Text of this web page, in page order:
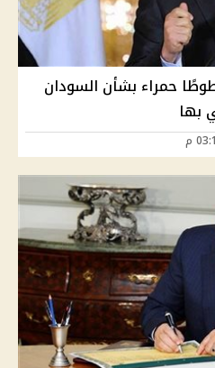
حمراء بشأن السودان
بها